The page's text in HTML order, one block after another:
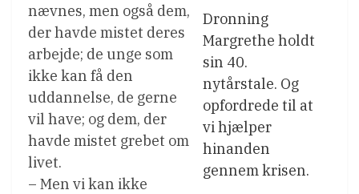
Dronning
Margrethe holdt
sin 40.
nytårstale. Og
opfordrede til at
vi hjælper
hinanden
gennem krisen.
nævnes, men også dem,
der havde mistet deres
arbejde; de unge som
ikke kan få den
uddannelse, de gerne
vil have; og dem, der
havde mistet grebet om
livet.
– Men vi kan ikke